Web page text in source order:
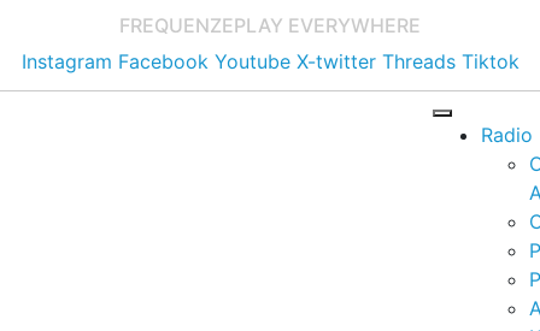
FREQUENZEPLAY EVERYWHERE
Instagram Facebook Youtube X-twitter Threads Tiktok
Radio